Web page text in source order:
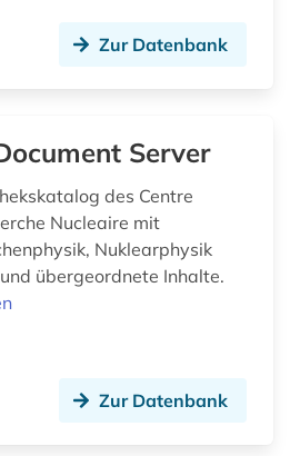
zitatensammlung (1)
zitationsdatenbank (1)
Zur Datenbank
Server
des Centre
Nuklearphysik
übergeordnete Inhalte.
Zur Datenbank